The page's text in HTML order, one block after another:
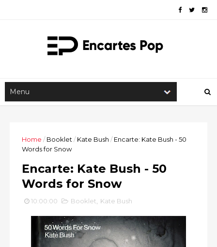
Home / Booklet / Kate Bush / Encarte: Kate Bush - 50
Words for Snow
Encarte: Kate Bush - 50
Words for Snow
10:00:00 Booklet Kate Bush